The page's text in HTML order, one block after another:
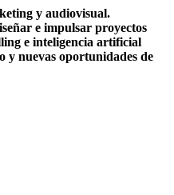
y audiovisual.
e impulsar proyectos
e inteligencia artificial
y nuevas oportunidades de